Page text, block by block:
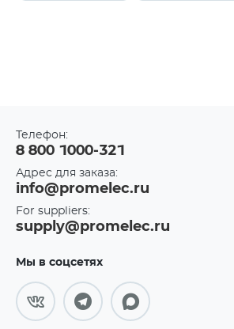
Телефон:
8 800 1000-321
Адрес для заказа:
info@promelec.ru
For suppliers:
supply@promelec.ru
Мы в соцсетях